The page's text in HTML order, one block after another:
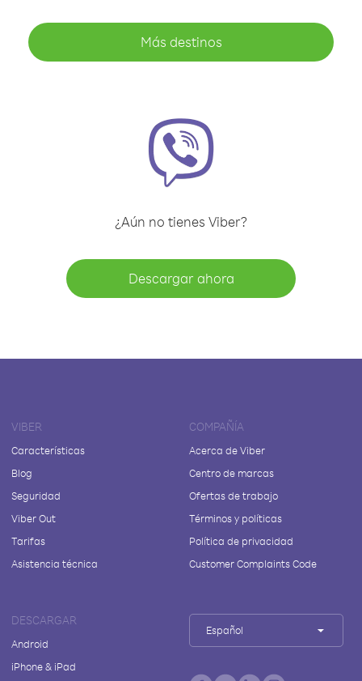
Más destinos
¿Aún no tienes Viber?
Descargar ahora
VIBER
Características
Blog
Seguridad
Viber Out
Tarifas
Asistencia técnica
COMPAÑÍA
Acerca de Viber
Centro de marcas
Ofertas de trabajo
Términos y políticas
Política de privacidad
Customer Complaints Code
DESCARGAR
Android
iPhone & iPad
Español